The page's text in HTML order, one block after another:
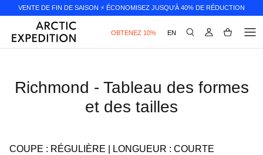
to
VENTE DE FIN DE SAISON ⚡️ ÉCONOMISEZ JUSQU'À 40% DE RÉDUCTION
OBTENEZ 10% EN
Vêtements d'extérieur
Richmond - Tableau des formes
et des tailles
COUPE : RÉGULIÈRE | LONGUEUR : COURTE